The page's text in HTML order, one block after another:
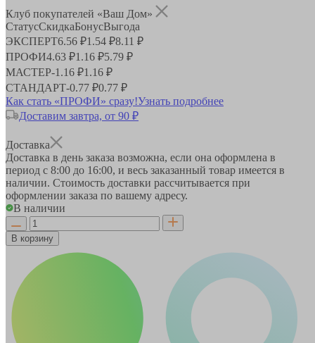
Клуб покупателей «Ваш Дом»
СтатусСкидкаБонусВыгода
ЭКСПЕРТ6.56 ₽1.54 ₽8.11 ₽
ПРОФИ4.63 ₽1.16 ₽5.79 ₽
МАСТЕР-1.16 ₽1.16 ₽
СТАНДАРТ-0.77 ₽0.77 ₽
Как стать «ПРОФИ» сразу!Узнать подробнее
Доставим завтра, от 90 ₽
Доставка
Доставка в день заказа возможна, если она оформлена в
период с 8:00 до 16:00, и весь заказанный товар имеется в
наличии. Стоимость доставки рассчитывается при
оформлении заказа по вашему адресу.
В наличии
В корзину